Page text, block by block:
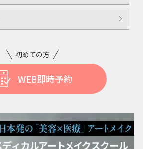
初めての方
WEB即時予約
滴